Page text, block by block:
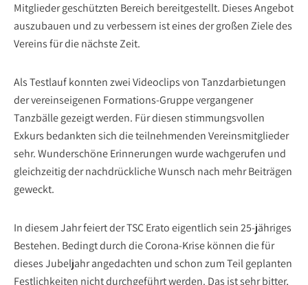
Mitglieder geschützten Bereich bereitgestellt. Dieses Angebot
auszubauen und zu verbessern ist eines der großen Ziele des
Vereins für die nächste Zeit.
Als Testlauf konnten zwei Videoclips von Tanzdarbietungen
der vereinseigenen Formations-Gruppe vergangener
Tanzbälle gezeigt werden. Für diesen stimmungsvollen
Exkurs bedankten sich die teilnehmenden Vereinsmitglieder
sehr. Wunderschöne Erinnerungen wurde wachgerufen und
gleichzeitig der nachdrückliche Wunsch nach mehr Beiträgen
geweckt.
In diesem Jahr feiert der TSC Erato eigentlich sein 25-jähriges
Bestehen. Bedingt durch die Corona-Krise können die für
dieses Jubeljahr angedachten und schon zum Teil geplanten
Festlichkeiten nicht durchgeführt werden. Das ist sehr bitter,